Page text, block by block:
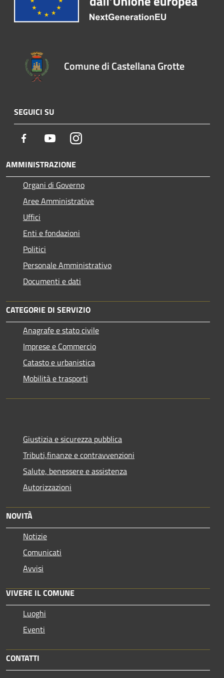
Comune di Castellana Grotte
SEGUICI SU
Facebook YoutubeInstagram
AMMINISTRAZIONE
Organi di Governo
Aree Amministrative
Uffici
Enti e fondazioni
Politici
Personale Amministrativo
Documenti e dati
CATEGORIE DI SERVIZIO
Anagrafe e stato civile
Imprese e Commercio
Catasto e urbanistica
Mobilità e trasporti
Giustizia e sicurezza pubblica
Tributi,finanze e contravvenzioni
Salute, benessere e assistenza
Autorizzazioni
NOVITÀ
Notizie
Comunicati
Avvisi
VIVERE IL COMUNE
Luoghi
Eventi
CONTATTI